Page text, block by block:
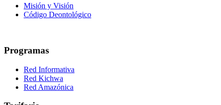
Misión y Visión
Código Deontológico
Programas
Red Informativa
Red Kichwa
Red Amazónica